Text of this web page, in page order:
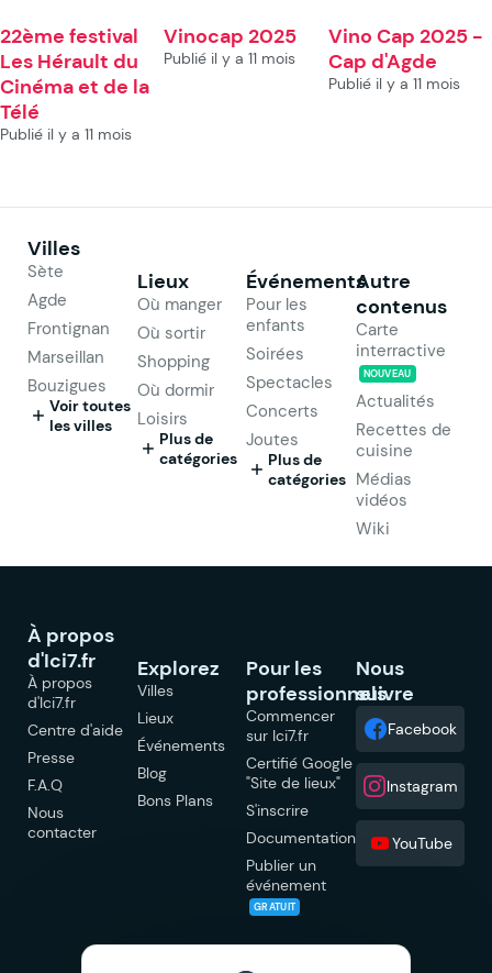
22ème festival
Les Hérault du
Cinéma et de la
Télé
Publié il y a 11 mois
Vinocap 2025
Publié il y a 11 mois
Vino Cap 2025 -
Cap d'Agde
Publié il y a 11 mois
Villes
Sète
Agde
Frontignan
Marseillan
Bouzigues
Voir toutes
les villes
Lieux
Où manger
Où sortir
Shopping
Où dormir
Loisirs
Plus de
catégories
Événements
Pour les
enfants
Soirées
Spectacles
Concerts
Joutes
Plus de
catégories
Autre
contenus
Carte
interractive
NOUVEAU
Actualités
Recettes de
cuisine
Médias
vidéos
Wiki
À propos
d'Ici7.fr
À propos
d'Ici7.fr
Centre d'aide
Presse
F.A.Q
Nous
contacter
Explorez
Villes
Lieux
Événements
Blog
Bons Plans
Pour les
professionnels
Commencer
sur Ici7.fr
Certifié Google
"Site de lieux"
S'inscrire
Documentation
Publier un
événement
GRATUIT
Nous
suivre
Facebook
Instagram
YouTube